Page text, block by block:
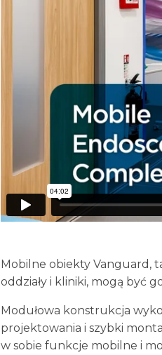
Mobilne obiekty Vanguard,
oddziały i kliniki, mogą być
Modułowa konstrukcja
projektowania i szybki
w sobie funkcje mobilne i